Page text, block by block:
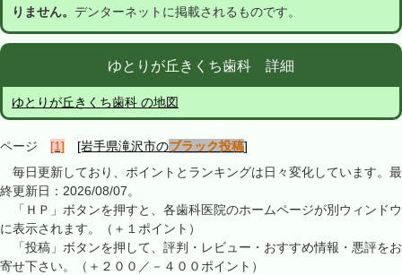
りません。 デンターネットに掲載されるものです。
ゆとりが丘きくち歯科 詳細
ゆとりが丘きくち歯科 の地図
ページ [1] [岩手県滝沢市のブラック投稿]
毎日更新しており、ポイントとランキングは日々変化しています。最
終更新日：2026/08/07。
「ＨＰ」ボタンを押すと、各歯科医院のホームページが別ウィンドウ
に表示されます。（＋１ポイント）
「投稿」ボタンを押して、評判・レビュー・おすすめ情報・悪評をお
寄せ下さい。（＋２００／－４００ポイント）